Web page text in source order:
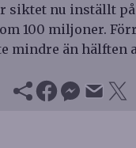
siktet nu inställt
100 miljoner.
mindre än hälften